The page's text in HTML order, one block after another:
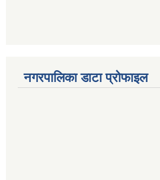
नगरपालिका डाटा प्रोफाइल